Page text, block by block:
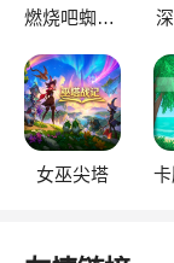
燃烧吧蜘蛛2
女巫尖塔